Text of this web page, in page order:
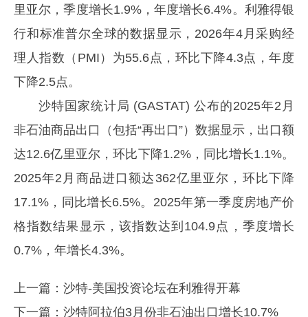
里亚尔，季度增长1.9%，年度增长6.4%。利雅得银
行和标准普尔全球的数据显示，2026年4月采购经
理人指数（PMI）为55.6点，环比下降4.3点，年度
下降2.5点。
沙特国家统计局 (GASTAT) 公布的2025年2月
非石油商品出口（包括“再出口”）数据显示，出口额
达12.6亿里亚尔，环比下降1.2%，同比增长1.1%。
2025年2月商品进口额达362亿里亚尔，环比下降
17.1%，同比增长6.5%。2025年第一季度房地产价
格指数结果显示，该指数达到104.9点，季度增长
0.7%，年增长4.3%。
上一篇： 沙特-美国投资论坛在利雅得开幕
下一篇： 沙特阿拉伯3月份非石油出口增长10.7%